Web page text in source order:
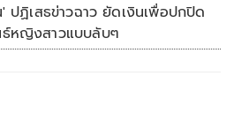
ปฏิเสธข่าวฉาว ยัดเงินเพื่อปกปิด
หญิงสาวแบบลับๆ